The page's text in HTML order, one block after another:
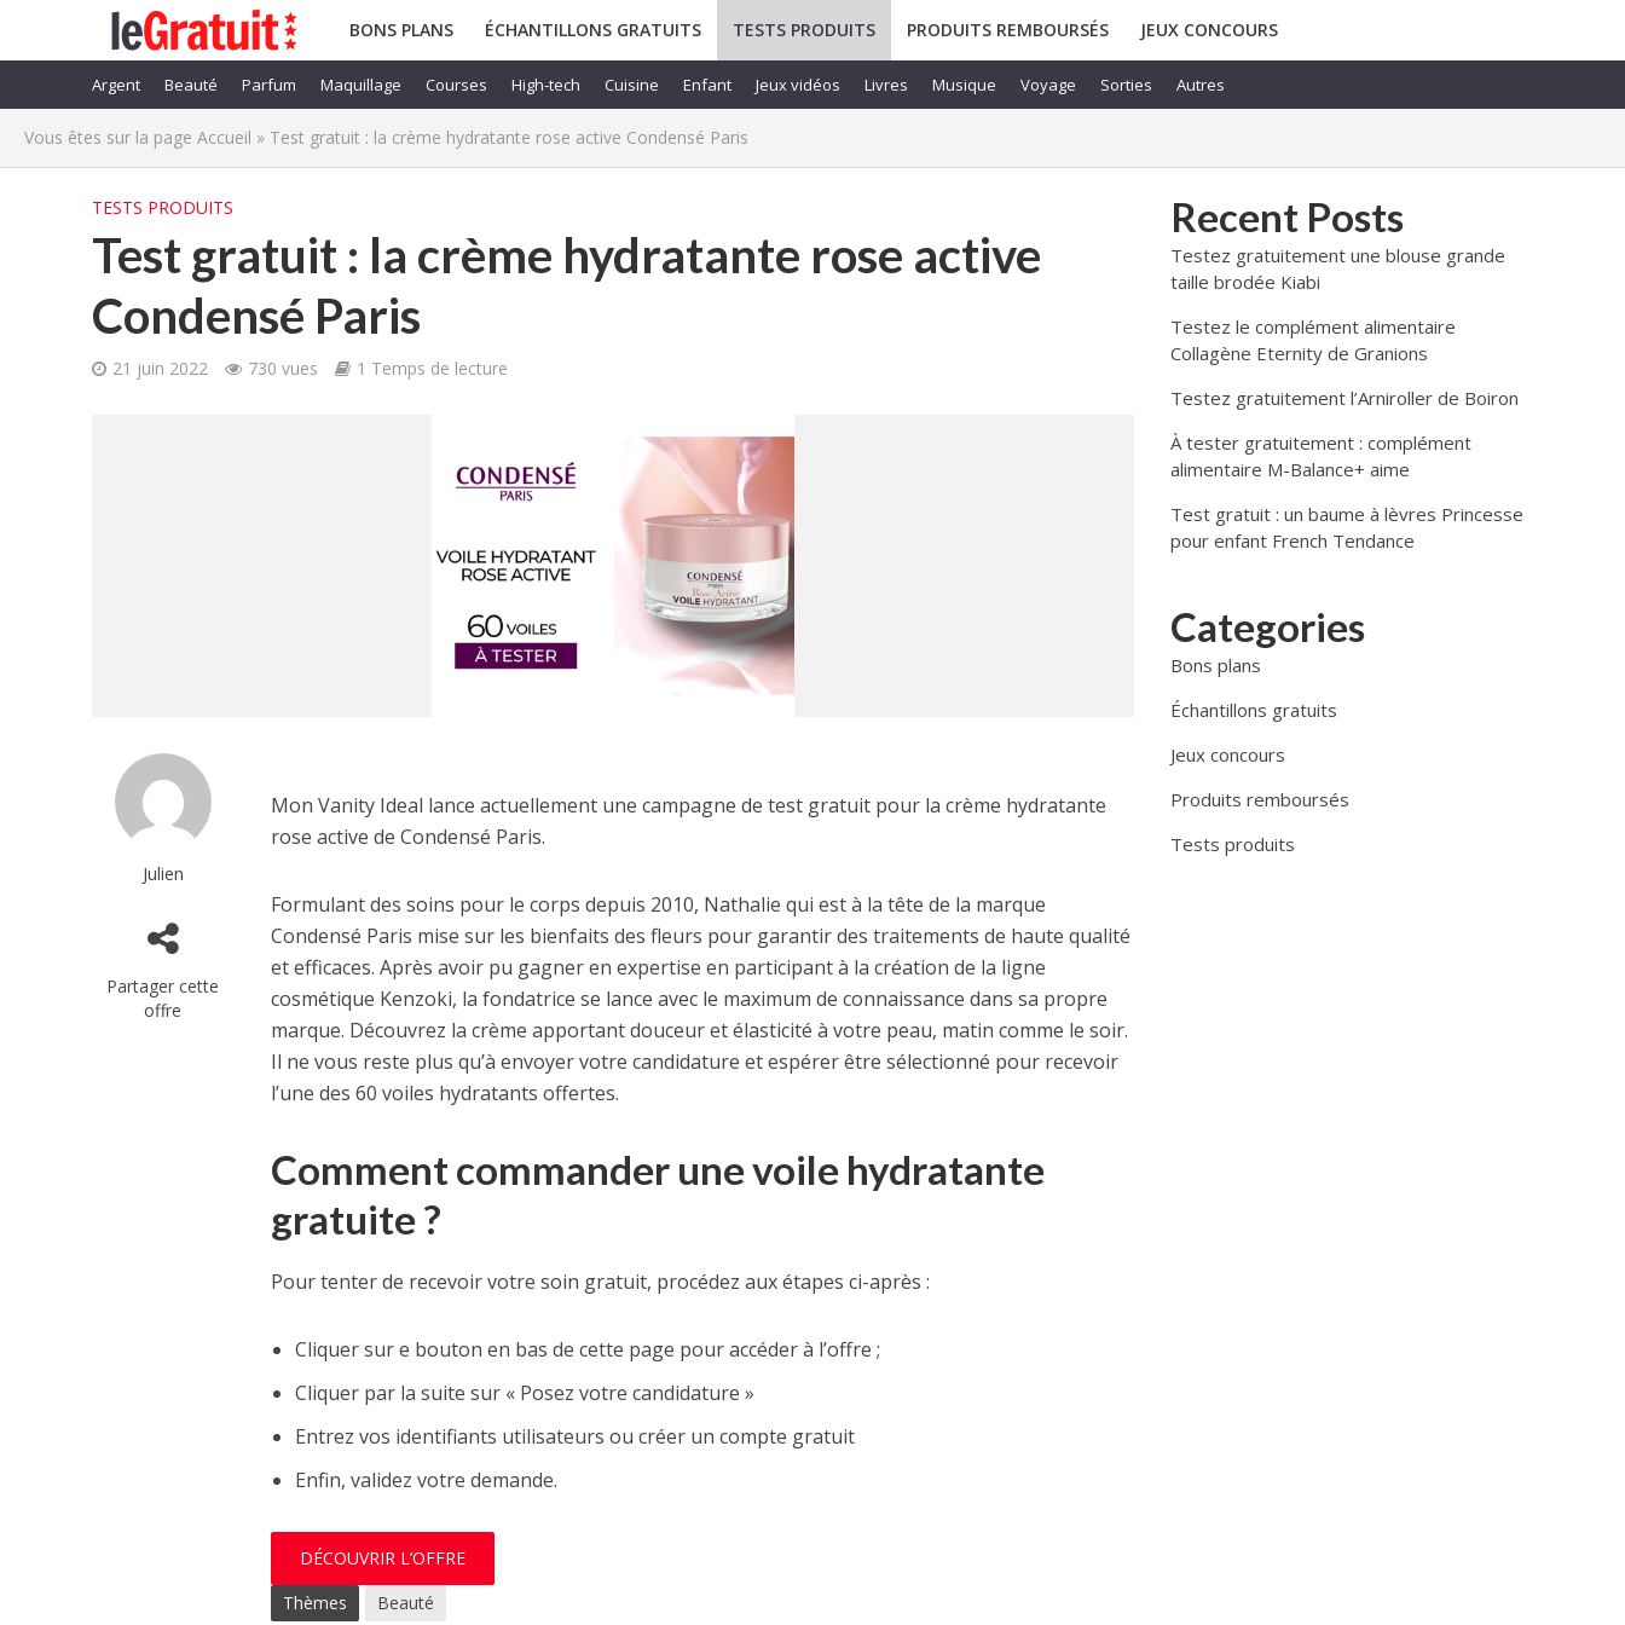
BONS PLANS ÉCHANTILLONS GRATUITS TESTS PRODUITS PRODUITS REMBOURSÉS JEUX CONCOURS
Argent Beauté Parfum Maquillage Courses High-tech Cuisine Enfant Jeux vidéos Livres Musique Voyage Sorties Autres
Vous êtes sur la page Accueil » Test gratuit : la crème hydratante rose active Condensé Paris
TESTS PRODUITS
Test gratuit : la crème hydratante rose active
Condensé Paris
21 juin 2022 730 vues 1 Temps de lecture
Julien
Partager cette
offre
Mon Vanity Ideal lance actuellement une campagne de test gratuit pour la crème hydratante
rose active de Condensé Paris.
Formulant des soins pour le corps depuis 2010, Nathalie qui est à la tête de la marque
Condensé Paris mise sur les bienfaits des fleurs pour garantir des traitements de haute qualité
et efficaces. Après avoir pu gagner en expertise en participant à la création de la ligne
cosmétique Kenzoki, la fondatrice se lance avec le maximum de connaissance dans sa propre
marque. Découvrez la crème apportant douceur et élasticité à votre peau, matin comme le soir.
Il ne vous reste plus qu’à envoyer votre candidature et espérer être sélectionné pour recevoir
l’une des 60 voiles hydratants offertes.
Comment commander une voile hydratante
gratuite ?
Pour tenter de recevoir votre soin gratuit, procédez aux étapes ci-après :
Cliquer sur e bouton en bas de cette page pour accéder à l’offre ;
Cliquer par la suite sur « Posez votre candidature »
Entrez vos identifiants utilisateurs ou créer un compte gratuit
Enfin, validez votre demande.
DÉCOUVRIR L’OFFRE
Thèmes
Beauté
Recent Posts
Testez gratuitement une blouse grande
taille brodée Kiabi
Testez le complément alimentaire
Collagène Eternity de Granions
Testez gratuitement l’Arniroller de Boiron
À tester gratuitement : complément
alimentaire M-Balance+ aime
Test gratuit : un baume à lèvres Princesse
pour enfant French Tendance
Categories
Bons plans
Échantillons gratuits
Jeux concours
Produits remboursés
Tests produits